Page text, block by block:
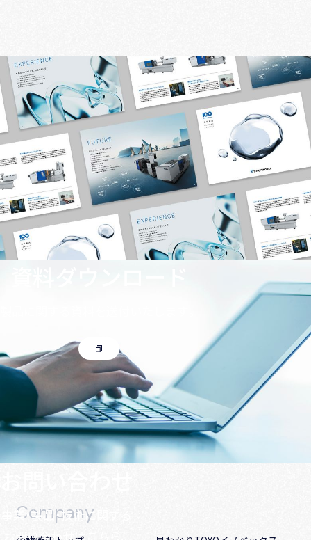
事業・製品・技術に関する
お問い合わせはこちら。
Company